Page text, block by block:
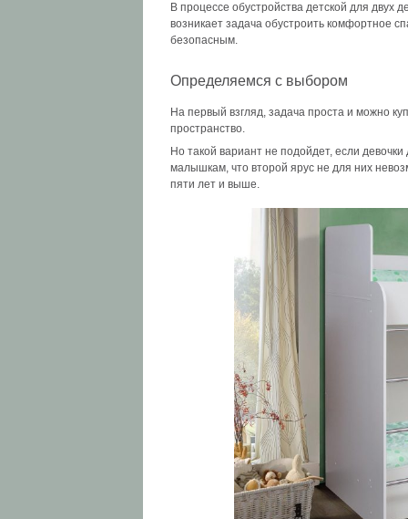
В процессе обустройства детской для двух
возникает задача обустроить комфортное
безопасным.
Определяемся с выбором
На первый взгляд, задача проста и можно
пространство.
Но такой вариант не подойдет, если
малышкам, что второй ярус не для них
пяти лет и выше.